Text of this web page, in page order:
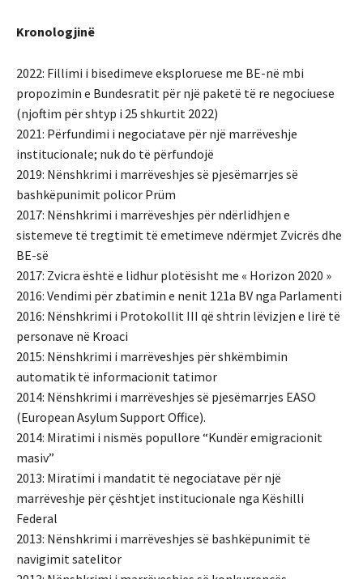
Kronologjinë
2022: Fillimi i bisedimeve eksploruese me BE-në mbi
propozimin e Bundesratit për një paketë të re negociuese
(njoftim për shtyp i 25 shkurtit 2022)
2021: Përfundimi i negociatave për një marrëveshje
institucionale; nuk do të përfundojë
2019: Nënshkrimi i marrëveshjes së pjesëmarrjes së
bashkëpunimit policor Prüm
2017: Nënshkrimi i marrëveshjes për ndërlidhjen e
sistemeve të tregtimit të emetimeve ndërmjet Zvicrës dhe
BE-së
2017: Zvicra është e lidhur plotësisht me « Horizon 2020 »
2016: Vendimi për zbatimin e nenit 121a BV nga Parlamenti
2016: Nënshkrimi i Protokollit III që shtrin lëvizjen e lirë të
personave në Kroaci
2015: Nënshkrimi i marrëveshjes për shkëmbimin
automatik të informacionit tatimor
2014: Nënshkrimi i marrëveshjes së pjesëmarrjes EASO
(European Asylum Support Office).
2014: Miratimi i nismës popullore “Kundër emigracionit
masiv”
2013: Miratimi i mandatit të negociatave për një
marrëveshje për çështjet institucionale nga Këshilli
Federal
2013: Nënshkrimi i marrëveshjes së bashkëpunimit të
navigimit satelitor